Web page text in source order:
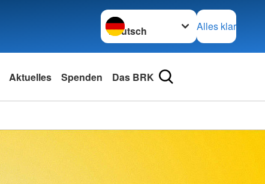
Sprache wechseln zu
Alles klar
Aktuelles Spenden Das BRK